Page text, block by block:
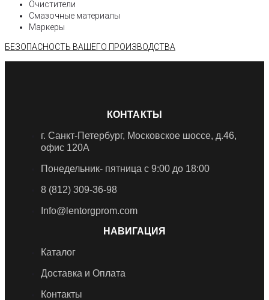
Очистители
Смазочные материалы
Маркеры
БЕЗОПАСНОСТЬ ВАШЕГО ПРОИЗВОДСТВА
КОНТАКТЫ
г. Санкт-Петербург, Московское шоссе, д.46,
офис 120А
Понедельник- пятница с 9:00 до 18:00​
8 (812) 309-36-98
Info@lentorgprom.com
НАВИГАЦИЯ
Каталог
Доставка и Оплата
Контакты